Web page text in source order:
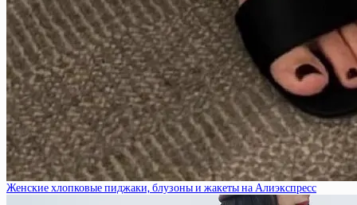
Женские хлопковые пиджаки, блузоны и жакеты на Алиэкспресс